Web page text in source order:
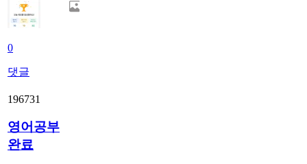
0
댓글
196731
영어공부
완료